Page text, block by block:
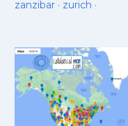
zanzibar· zurich ·